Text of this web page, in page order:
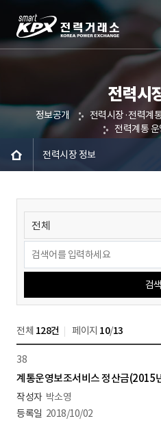
전력시
정보공개 전력시장·전력계
전력계통
전력시장 정보
검색
전체 128건 페이지 10/13
38
계통운영보조서비스 정산금
박소영
2018/10/02